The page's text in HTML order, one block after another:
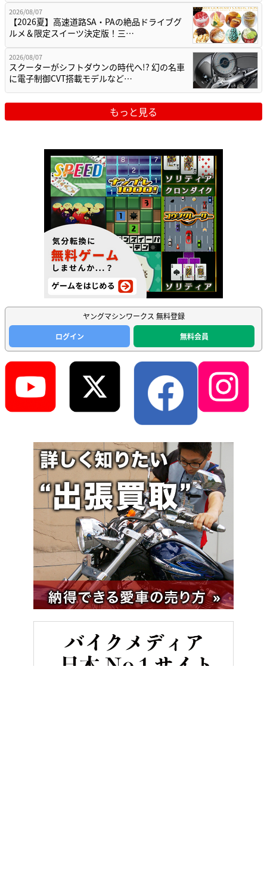
2026/08/07
【2026夏】高速道路SA・PAの絶品ドライブグ
ルメ＆限定スイーツ決定版！三…
2026/08/07
スクーターがシフトダウンの時代へ!? 幻の名車
に電子制御CVT搭載モデルなど…
もっと見る
ヤングマシンワークス 無料登録
ログイン
無料会員